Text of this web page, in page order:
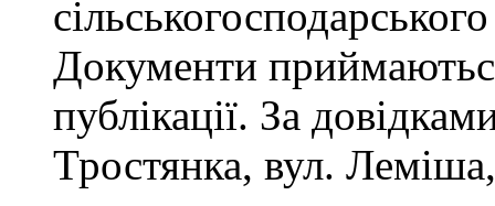
Документи
публікації. За
Тростянка, вул.